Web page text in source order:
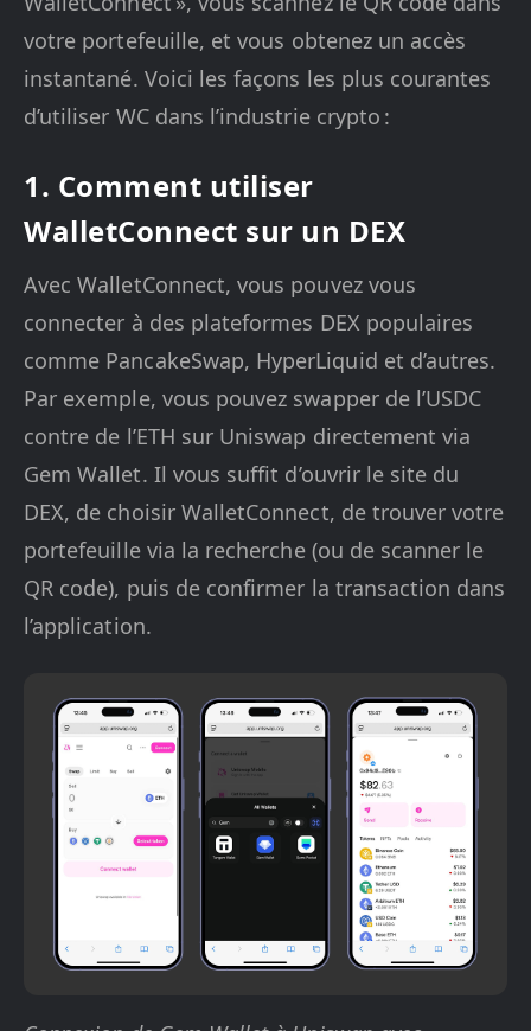
votre portefeuille, et vous obtenez un accès
instantané. Voici les façons les plus courantes
d’utiliser WC dans l’industrie crypto :
1. Comment utiliser
WalletConnect sur un DEX
Avec WalletConnect, vous pouvez vous
connecter à des plateformes DEX populaires
comme PancakeSwap, HyperLiquid et d’autres.
Par exemple, vous pouvez swapper de l’USDC
contre de l’ETH sur Uniswap directement via
Gem Wallet. Il vous suffit d’ouvrir le site du
DEX, de choisir WalletConnect, de trouver votre
portefeuille via la recherche (ou de scanner le
QR code), puis de confirmer la transaction dans
l’application.